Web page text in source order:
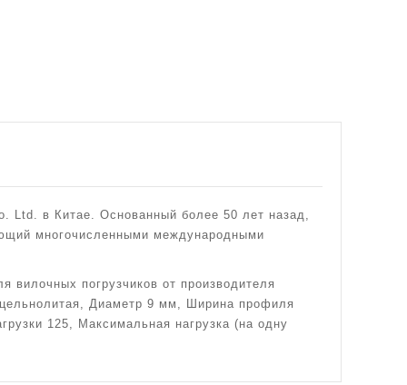
Ltd. в Китае. Основанный более 50 лет назад,
многочисленными международными
вилочных погрузчиков от производителя
цельнолитая, Диаметр 9 мм, Ширина профиля
125, Максимальная нагрузка (на одну